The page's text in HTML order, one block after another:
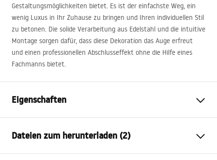
Gestaltungsmöglichkeiten bietet. Es ist der einfachste Weg, ein
wenig Luxus in Ihr Zuhause zu bringen und Ihren individuellen Stil
zu betonen. Die solide Verarbeitung aus Edelstahl und die intuitive
Montage sorgen dafür, dass diese Dekoration das Auge erfreut
und einen professionellen Abschlusseffekt ohne die Hilfe eines
Fachmanns bietet.
Eigenschaften
Farbe
Gebürstetes Kupfer
Material
Edelstahl
Dateien zum herunterladen (2)